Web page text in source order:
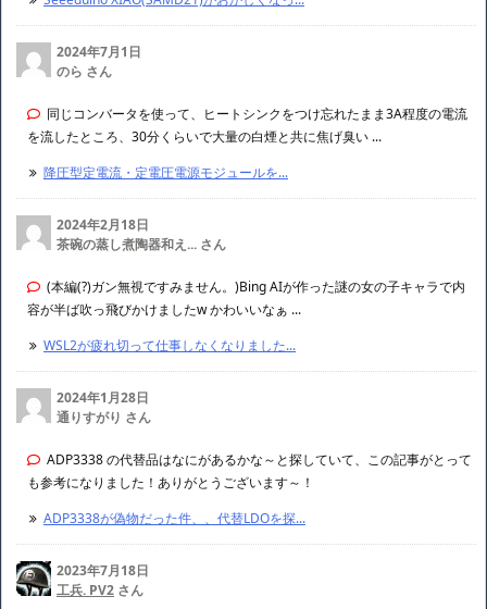
2024年7月1日
のら さん
同じコンバータを使って、ヒートシンクをつけ忘れたまま3A程度の電流
を流したところ、30分くらいで大量の白煙と共に焦げ臭い ...
降圧型定電流・定電圧電源モジュールを...
2024年2月18日
茶碗の蒸し煮陶器和え... さん
(本編(?)ガン無視ですみません。)Bing AIが作った謎の女の子キャラで内
容が半ば吹っ飛びかけましたw かわいいなぁ ...
WSL2が疲れ切って仕事しなくなりました...
2024年1月28日
通りすがり さん
ADP3338 の代替品はなにがあるかな～と探していて、この記事がとって
も参考になりました！ありがとうございます～！
ADP3338が偽物だった件、、代替LDOを探...
2023年7月18日
工兵. PV2 さん